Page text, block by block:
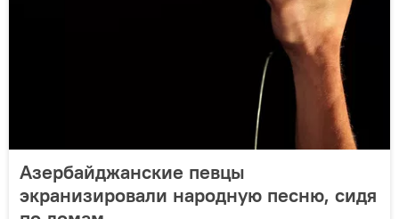
Азербайджанские певцы
экранизировали народную песню, сидя